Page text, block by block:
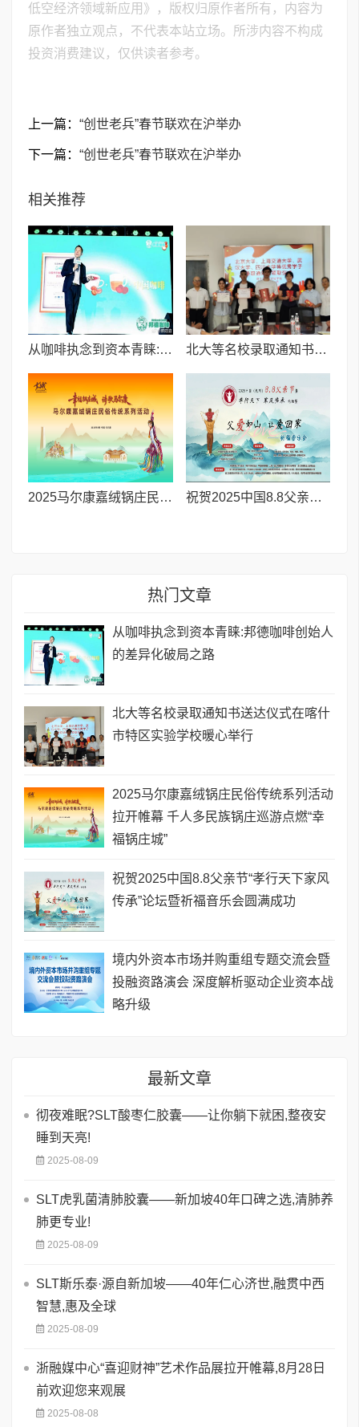
低空经济领域新应用》，版权归原作者所有，内容为
原作者独立观点，不代表本站立场。所涉内容不构成
投资消费建议，仅供读者参考。
上一篇： “创世老兵”春节联欢在沪举办
下一篇： “创世老兵”春节联欢在沪举办
相关推荐
从咖啡执念到资本青睐:邦德咖啡创始人的差异化破局之路 北大等名校录取通知书送达仪式在喀什市特区实验学校暖心举行
2025马尔康嘉绒锅庄民俗传统系列活动拉开帷幕 千人多民族锅庄巡游点燃“幸福锅庄城” 祝贺2025中国8.8父亲节“孝行天下家风传承”论坛暨祈福音乐会圆满成功
热门文章
从咖啡执念到资本青睐:邦德咖啡创始人
的差异化破局之路
北大等名校录取通知书送达仪式在喀什
市特区实验学校暖心举行
2025马尔康嘉绒锅庄民俗传统系列活动
拉开帷幕 千人多民族锅庄巡游点燃“幸
福锅庄城”
祝贺2025中国8.8父亲节“孝行天下家风
传承”论坛暨祈福音乐会圆满成功
境内外资本市场并购重组专题交流会暨
投融资路演会 深度解析驱动企业资本战
略升级
最新文章
彻夜难眠?SLT酸枣仁胶囊——让你躺下就困,整夜安
睡到天亮!
2025-08-09
SLT虎乳菌清肺胶囊——新加坡40年口碑之选,清肺养
肺更专业!
2025-08-09
SLT斯乐泰·源自新加坡——40年仁心济世,融贯中西
智慧,惠及全球
2025-08-09
浙融媒中心“喜迎财神”艺术作品展拉开帷幕,8月28日
前欢迎您来观展
2025-08-08